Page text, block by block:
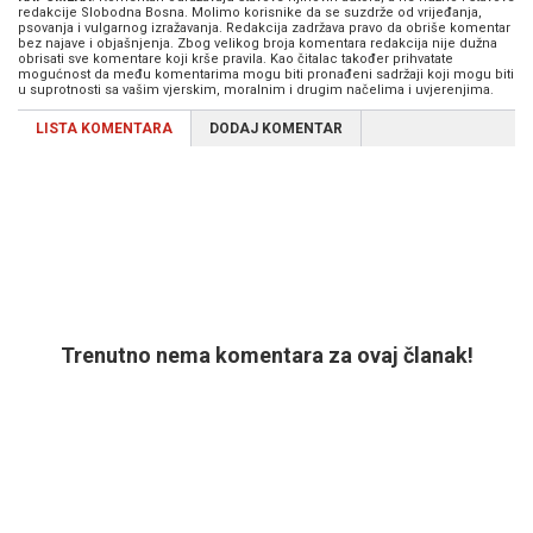
redakcije Slobodna Bosna. Molimo korisnike da se suzdrže od vrijeđanja,
psovanja i vulgarnog izražavanja. Redakcija zadržava pravo da obriše komentar
bez najave i objašnjenja. Zbog velikog broja komentara redakcija nije dužna
obrisati sve komentare koji krše pravila. Kao čitalac također prihvatate
mogućnost da među komentarima mogu biti pronađeni sadržaji koji mogu biti
u suprotnosti sa vašim vjerskim, moralnim i drugim načelima i uvjerenjima.
LISTA KOMENTARA DODAJ KOMENTAR
Trenutno nema komentara za ovaj članak!